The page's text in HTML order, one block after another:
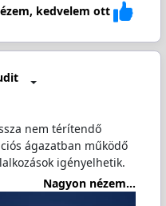
kedvelem ott
nem térítendő
ágazatban működő
igényelhetik.
Nagyon nézem...